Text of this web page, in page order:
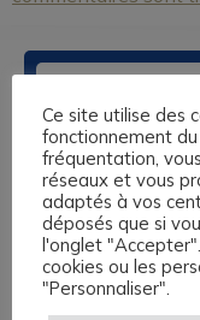
Nos centres de
Lisieux et à Rouen.
sur-mesure en
Ce site utilise des
fonctionnement
fréquentation,
réseaux et vous
adaptés à vos
déposés que si
l'onglet
cookies ou les
"Personnaliser".